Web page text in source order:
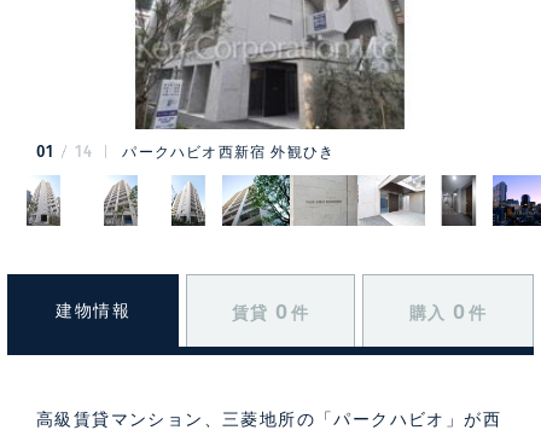
01 14 パークハビオ西新宿 外観ひき
建物情報 賃貸 0 件 購入 0 件
高級賃貸マンション、三菱地所の「パークハビオ」が西